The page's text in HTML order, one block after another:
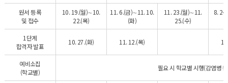
원서 등록
및 접수
10. 19.(월)∼10.
22.(목)
11. 6.(금)∼11. 10.
(화)
11. 23.(월)∼11.
25.(수)
8.
1단계
합격자 발표
10. 27.(화) 11. 12.(목)
예비소집
(학교별)
필요 시 학교별 시행(감염병